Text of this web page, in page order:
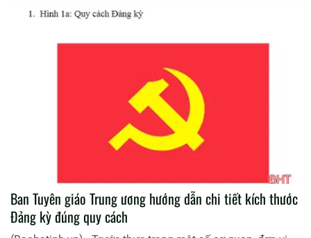
Ban Tuyên giáo Trung ương hướng dẫn chi tiết kích thước
Đảng kỳ đúng quy cách